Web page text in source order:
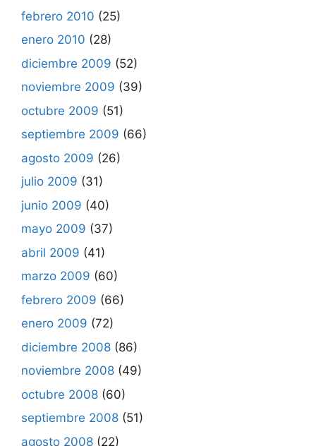
febrero 2010 (25)
enero 2010 (28)
diciembre 2009 (52)
noviembre 2009 (39)
octubre 2009 (51)
septiembre 2009 (66)
agosto 2009 (26)
julio 2009 (31)
junio 2009 (40)
mayo 2009 (37)
abril 2009 (41)
marzo 2009 (60)
febrero 2009 (66)
enero 2009 (72)
diciembre 2008 (86)
noviembre 2008 (49)
octubre 2008 (60)
septiembre 2008 (51)
agosto 2008 (22)